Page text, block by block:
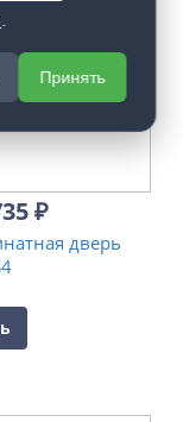
₽
дверь
Принять